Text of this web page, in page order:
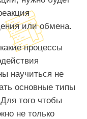
или обмена.
процессы
научиться не
основные типы
того чтобы
не только